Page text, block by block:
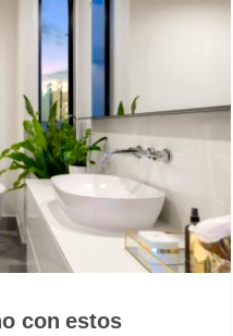
con estos